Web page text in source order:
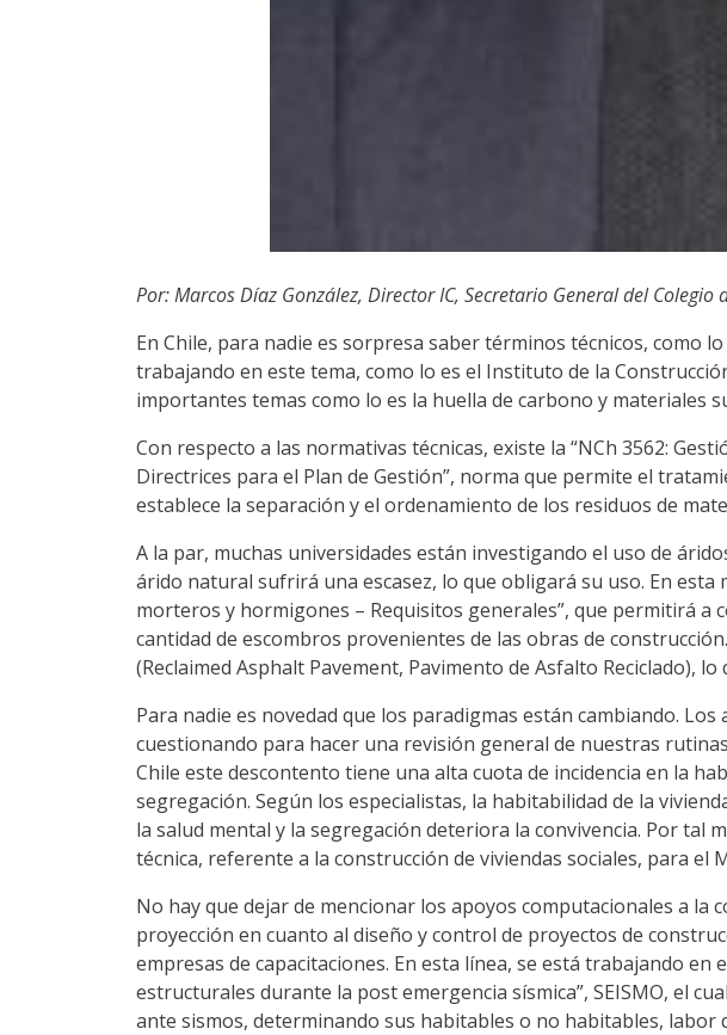
Por: Marcos Díaz González, Director IC, Secretario General del
En Chile, para nadie es sorpresa saber términos técnicos, como
trabajando en este tema, como lo es el Instituto de la
importantes temas como lo es la huella de carbono y materiales
Con respecto a las normativas técnicas, existe la “NCh 3562:
Directrices para el Plan de Gestión”, norma que permite el
establece la separación y el ordenamiento de los residuos de
A la par, muchas universidades están investigando el uso de
árido natural sufrirá una escasez, lo que obligará su uso. En esta
morteros y hormigones – Requisitos generales”, que permitirá
cantidad de escombros provenientes de las obras de
(Reclaimed Asphalt Pavement, Pavimento de Asfalto Reciclado),
Para nadie es novedad que los paradigmas están cambiando.
cuestionando para hacer una revisión general de nuestras
Chile este descontento tiene una alta cuota de incidencia en la
segregación. Según los especialistas, la habitabilidad de la
la salud mental y la segregación deteriora la convivencia. Por tal
técnica, referente a la construcción de viviendas sociales, para el
No hay que dejar de mencionar los apoyos computacionales a
proyección en cuanto al diseño y control de proyectos de
empresas de capacitaciones. En esta línea, se está trabajando
estructurales durante la post emergencia sísmica”, SEISMO, el
ante sismos, determinando sus habitables o no habitables,